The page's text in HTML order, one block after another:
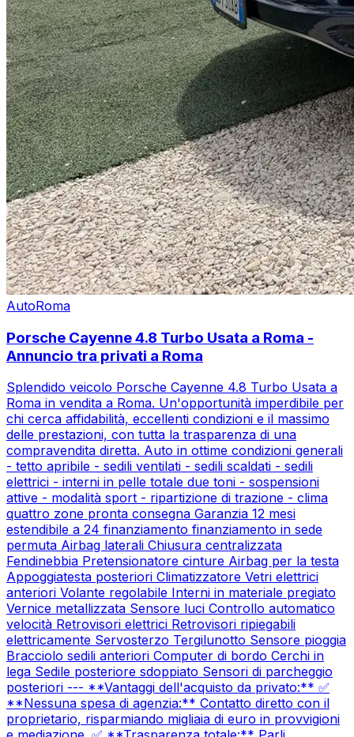
AutoRoma
Porsche Cayenne 4.8 Turbo Usata a Roma -
Annuncio tra privati a Roma
Splendido veicolo Porsche Cayenne 4.8 Turbo Usata a
Roma in vendita a Roma. Un'opportunità imperdibile per
chi cerca affidabilità, eccellenti condizioni e il massimo
delle prestazioni, con tutta la trasparenza di una
compravendita diretta. Auto in ottime condizioni generali
- tetto apribile - sedili ventilati - sedili scaldati - sedili
elettrici - interni in pelle totale due toni - sospensioni
attive - modalità sport - ripartizione di trazione - clima
quattro zone pronta consegna Garanzia 12 mesi
estendibile a 24 finanziamento finanziamento in sede
permuta Airbag laterali Chiusura centralizzata
Fendinebbia Pretensionatore cinture Airbag per la testa
Appoggiatesta posteriori Climatizzatore Vetri elettrici
anteriori Volante regolabile Interni in materiale pregiato
Vernice metallizzata Sensore luci Controllo automatico
velocità Retrovisori elettrici Retrovisori ripiegabili
elettricamente Servosterzo Tergilunotto Sensore pioggia
Bracciolo sedili anteriori Computer di bordo Cerchi in
lega Sedile posteriore sdoppiato Sensori di parcheggio
posteriori --- **Vantaggi dell'acquisto da privato:** ✅
**Nessuna spesa di agenzia:** Contatto diretto con il
proprietario, risparmiando migliaia di euro in provvigioni